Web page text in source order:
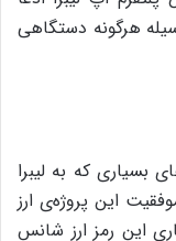
هرگونه دستگاهی
بسیاری که به لیبرا
این پروژه‌ی ارز
این رمز ارز شانس